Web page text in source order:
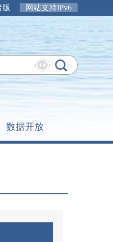
版 网站支持IPv6
数据开放